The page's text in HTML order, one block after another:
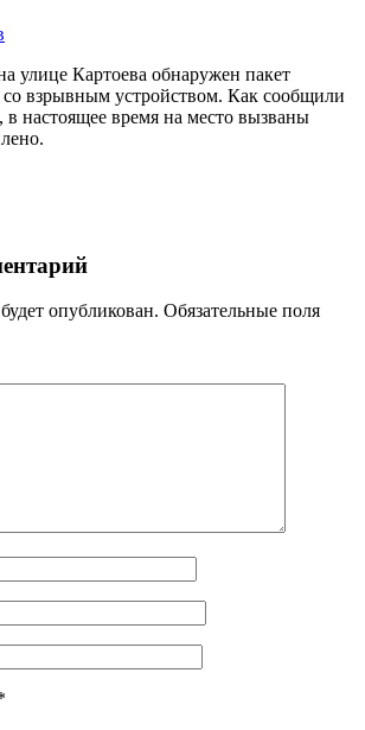
улице Картоева обнаружен пакет
взрывным устройством. Как сообщили
настоящее время на место вызваны
опубликован. Обязательные поля